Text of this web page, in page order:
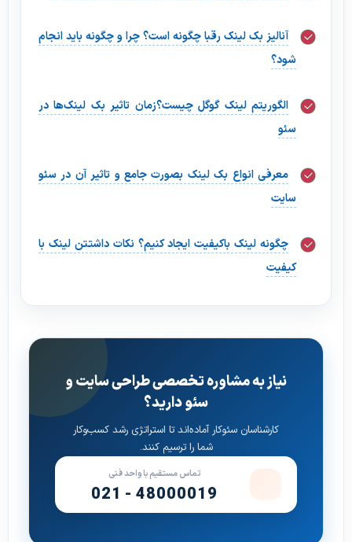
آنالیز بک لینک رقبا چگونه است؟ چرا و چگونه باید انجام
شود؟
الگوریتم لینک گوگل چیست؟زمان تاثیر بک لینک‌ها در
سئو
معرفی انواع بک لینک بصورت جامع و تاثیر آن در سئو
سایت
چگونه لینک باکیفیت ایجاد کنیم؟ نکات داشتتن لینک با
کیفیت
نیاز به مشاوره تخصصی طراحی سایت و
سئو دارید؟
کارشناسان سئوکار آماده‌اند تا استراتژی رشد کسب‌وکار
شما را ترسیم کنند.
تماس مستقیم با واحد فنی
021 - 48000019